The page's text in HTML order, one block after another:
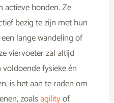
actieve honden. Ze
bezig te zijn met hun
lange wandeling of
viervoeter zal altijd
fysieke én
is het aan te raden om
zoalsagilityof